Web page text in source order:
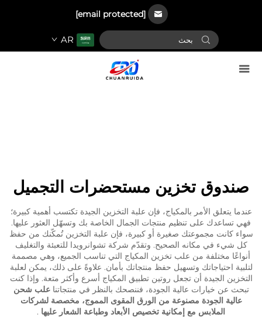
[email protected]
AR
صندوق تخزين مستحضرات التجميل
عندما يتعلق الأمر بالمكياج، فإن علبة التخزين الجيدة تكتسب أهمية كبيرة؛
فهي تساعدك على تنظيم منتجات الجمال الخاصة بك وتسهّل العثور عليها.
سواء كانت مجموعتك صغيرة أو كبيرة، فإن علبة التخزين تُمكّنك من حفظ
كل شيء في مكانه الصحيح. وتقدّم شركة تشوانرويدا للتعبئة والتغليف
أنواعًا مختلفة من علب تخزين المكياج التي تناسب الجميع، وهي مصممة
لتلبية احتياجاتك وتسهيل حفظ منتجاتك بأمان. علاوةً على ذلك، يمكن لعلبة
التخزين الجيدة أن تجعل روتين تطبيق المكياج أسرع وأكثر متعة. وإذا كنت
تبحث عن خيارات عالية الجودة، فننصحك بالنظر في منتجاتناعلب شحن
عالية الجودة مصنوعة من الورق المقوى المموج، مخصصة لشركات
الملابس مع إمكانية تخصيص الأبعاد وطباعة الشعار عليها .